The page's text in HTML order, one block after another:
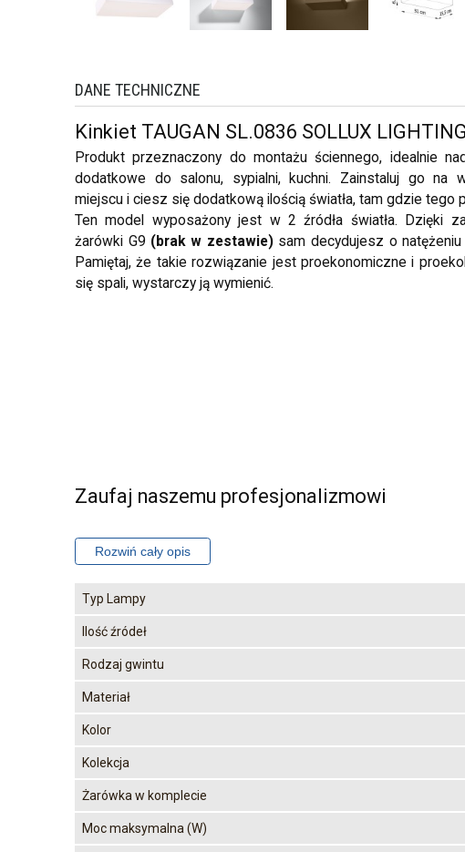
DANE TECHNICZNE
Kinkiet TAUGAN SL.0836 SOLLUX LIGHTING
Produkt przeznaczony do montażu ściennego, idealnie
dodatkowe do salonu, sypialni, kuchni. Zainstaluj go na
miejscu i ciesz się dodatkową ilością światła, tam gdzie tego
Ten model wyposażony jest w 2 źródła światła. Dzięki
żarówki G9 (brak w zestawie)sam decydujesz o natężeniu
Pamiętaj, że takie rozwiązanie jest proekonomiczne i
się spali, wystarczy ją wymienić.
Zaufaj naszemu profesjonalizmowi
Typ Lampy
Ilość źródeł
Rodzaj gwintu
Materiał
Kolor
Kolekcja
Żarówka w komplecie
Moc maksymalna (W)